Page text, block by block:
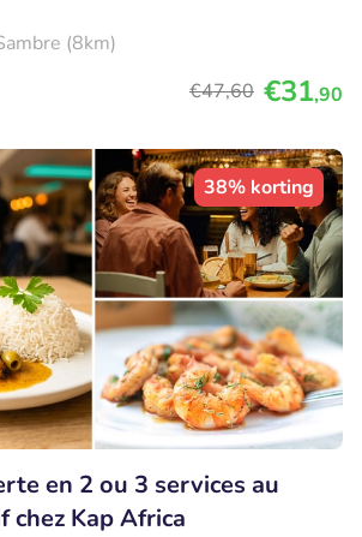
(8km)
€47,60 €31,90
38% korting
en 2 ou 3 services au
chez Kap Africa